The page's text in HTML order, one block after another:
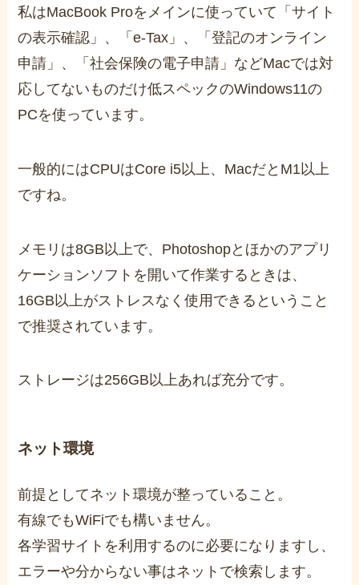
私はMacBook Proをメインに使っていて「サイト
の表示確認」、「e-Tax」、「登記のオンライン
申請」、「社会保険の電子申請」などMacでは対
応してないものだけ低スペックのWindows11の
PCを使っています。
一般的にはCPUはCore i5以上、MacだとM1以上
ですね。
メモリは8GB以上で、Photoshopとほかのアプリ
ケーションソフトを開いて作業するときは、
16GB以上がストレスなく使用できるということ
で推奨されています。
ストレージは256GB以上あれば充分です。
ネット環境
前提としてネット環境が整っていること。
有線でもWiFiでも構いません。
各学習サイトを利用するのに必要になりますし、
エラーや分からない事はネットで検索します。